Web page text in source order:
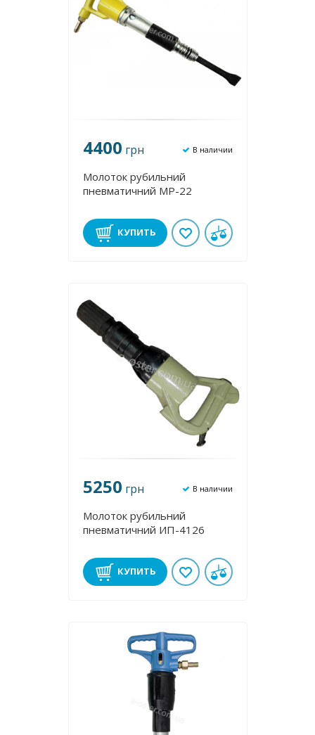
4400 грн В наличии
Молоток рубильний
пневматичний МР-22
КУПИТЬ
5250 грн В наличии
Молоток рубильний
пневматичний ИП-4126
КУПИТЬ